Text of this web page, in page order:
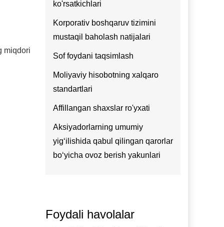
ko'rsatkichlari
Korporativ boshqaruv tizimini
mustaqil baholash natijalari
Sof foydani taqsimlash
Moliyaviy hisobotning xalqaro
standartlari
Affillangan shaxslar ro'yxati
Aksiyadorlarning umumiy
yig‘ilishida qabul qilingan qarorlar
bo‘yicha ovoz berish yakunlari
Foydali havolalar